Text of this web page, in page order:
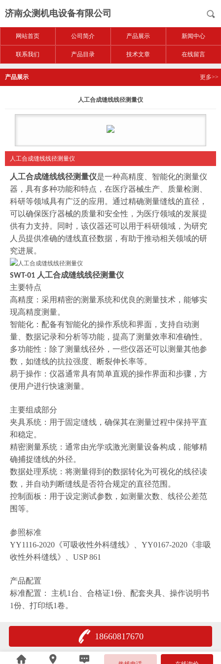
济南众测机电设备有限公司
网站首页 公司简介 产品展示 新闻中心
联系我们 产品目录 技术文章 在线留言
产品展示 更多>>
人工合成缝线线径测量仪
人工合成缝线线径测量仪
人工合成缝线线径测量仪是一种高精度、智能化的测量仪
器，具有多种功能和特点，在医疗器械生产、质量检测、
科研等领域具有广泛的应用。通过精确测量缝线的直径，
可以确保医疗器械的质量和安全性，为医疗领域的发展提
供有力支持。同时，该仪器还可以用于科研领域，为研究
人员提供准确的缝线直径数据，有助于推动相关领域的研
究进展。
SWT-01 人工合成缝线线径测量仪
主要特点
高精度：采用精密的测量系统和优良的测量技术，能够实
现高精度测量。
智能化：配备有智能化的操作系统和界面，支持自动测
量、数据记录和分析等功能，提高了测量效率和准确性。
多功能性：除了测量线径外，一些仪器还可以测量其他参
数，如缝线的抗拉强度、断裂伸长率等。
易于操作：仪器通常具有简单直观的操作界面和步骤，方
便用户进行快速测量。
主要组成部分
夹具系统：用于固定缝线，确保其在测量过程中保持平直
和稳定。
精密测量系统：通常由光学或激光测量设备构成，能够精
确捕捉缝线的外径。
数据处理系统：将测量得到的数据转化为可视化的线径读
数，并自动判断缝线是否符合规定的直径范围。
控制面板：用于设定测试参数，如测量次数、线径公差范
围等。
参照标准
YY1116-2020《可吸收性外科缝线》、YY0167-2020《非吸
收性外科缝线》、USP 861
产品配置
标准配置： 主机1台、合格证1份、配套夹具、操作说明书
1份、打印纸1卷。
18660817670